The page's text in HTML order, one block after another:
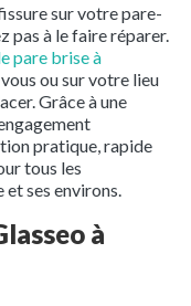
sur votre pare-
pas à le faire réparer.
pare brise à
ou sur votre lieu
Grâce à une
pratique, rapide
tous les
ses environs.
à